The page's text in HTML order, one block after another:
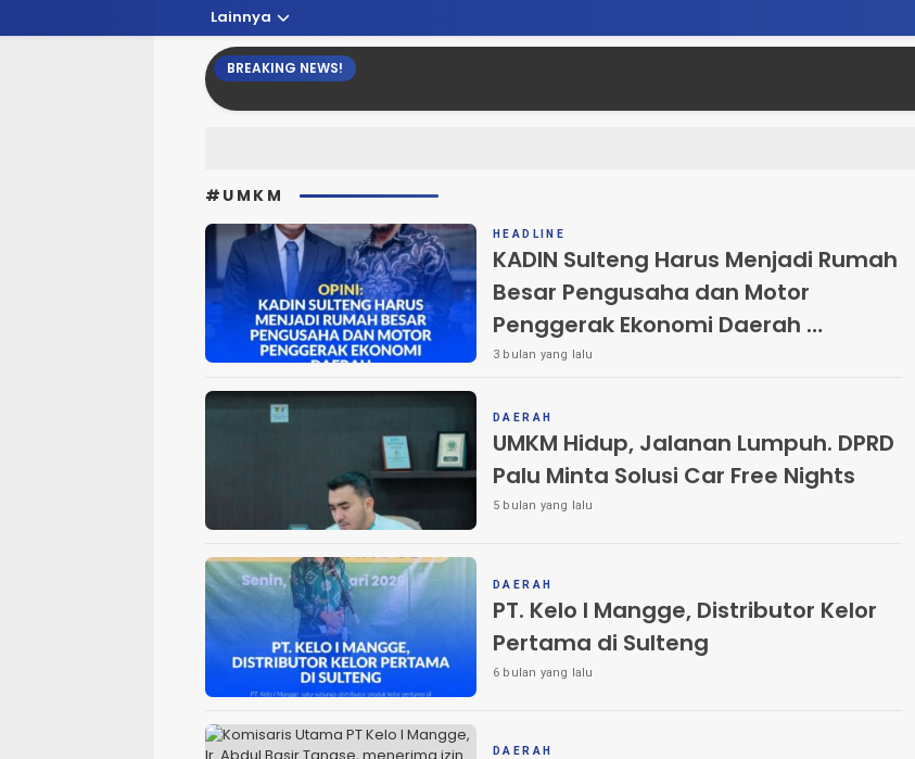
Lainnya
BREAKING NEWS!
#UMKM
HEADLINE
KADIN Sulteng Harus Menjadi Rumah
Besar Pengusaha dan Motor
Penggerak Ekonomi Daerah
Oleh : Dr. Ir. Ihksan, ST., M.M., CT (Founder dan direktur
3 bulan yang lalu
DAERAH
UMKM Hidup, Jalanan Lumpuh. DPRD
Palu Minta Solusi Car Free Nights
5 bulan yang lalu
DAERAH
PT. Kelo I Mangge, Distributor Kelor
Pertama di Sulteng
6 bulan yang lalu
DAERAH